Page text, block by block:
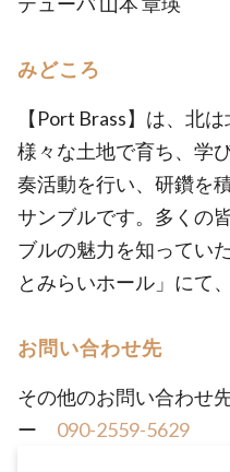
みどころ
【Port Brass】は、北
様々な土地で育ち、学
奏活動を行い、研鑽を
サンブルです。多くの
ブルの魅力を知ってい
とみらいホール」にて
お問い合わせ先
その他のお問い合わせ
ー 090-2559-5629